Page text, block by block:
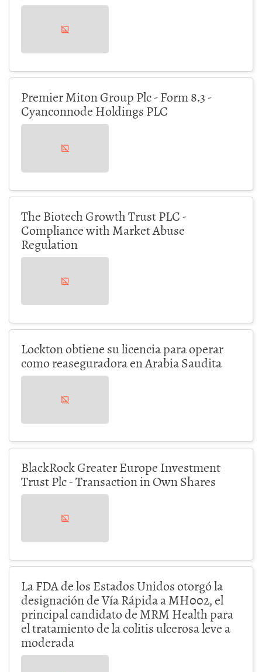
Premier Miton Group Plc - Form 8.3 -
Cyanconnode Holdings PLC
The Biotech Growth Trust PLC -
Compliance with Market Abuse
Regulation
Lockton obtiene su licencia para operar
como reaseguradora en Arabia Saudita
BlackRock Greater Europe Investment
Trust Plc - Transaction in Own Shares
La FDA de los Estados Unidos otorgó la
designación de Vía Rápida a MH002, el
principal candidato de MRM Health para
el tratamiento de la colitis ulcerosa leve a
moderada